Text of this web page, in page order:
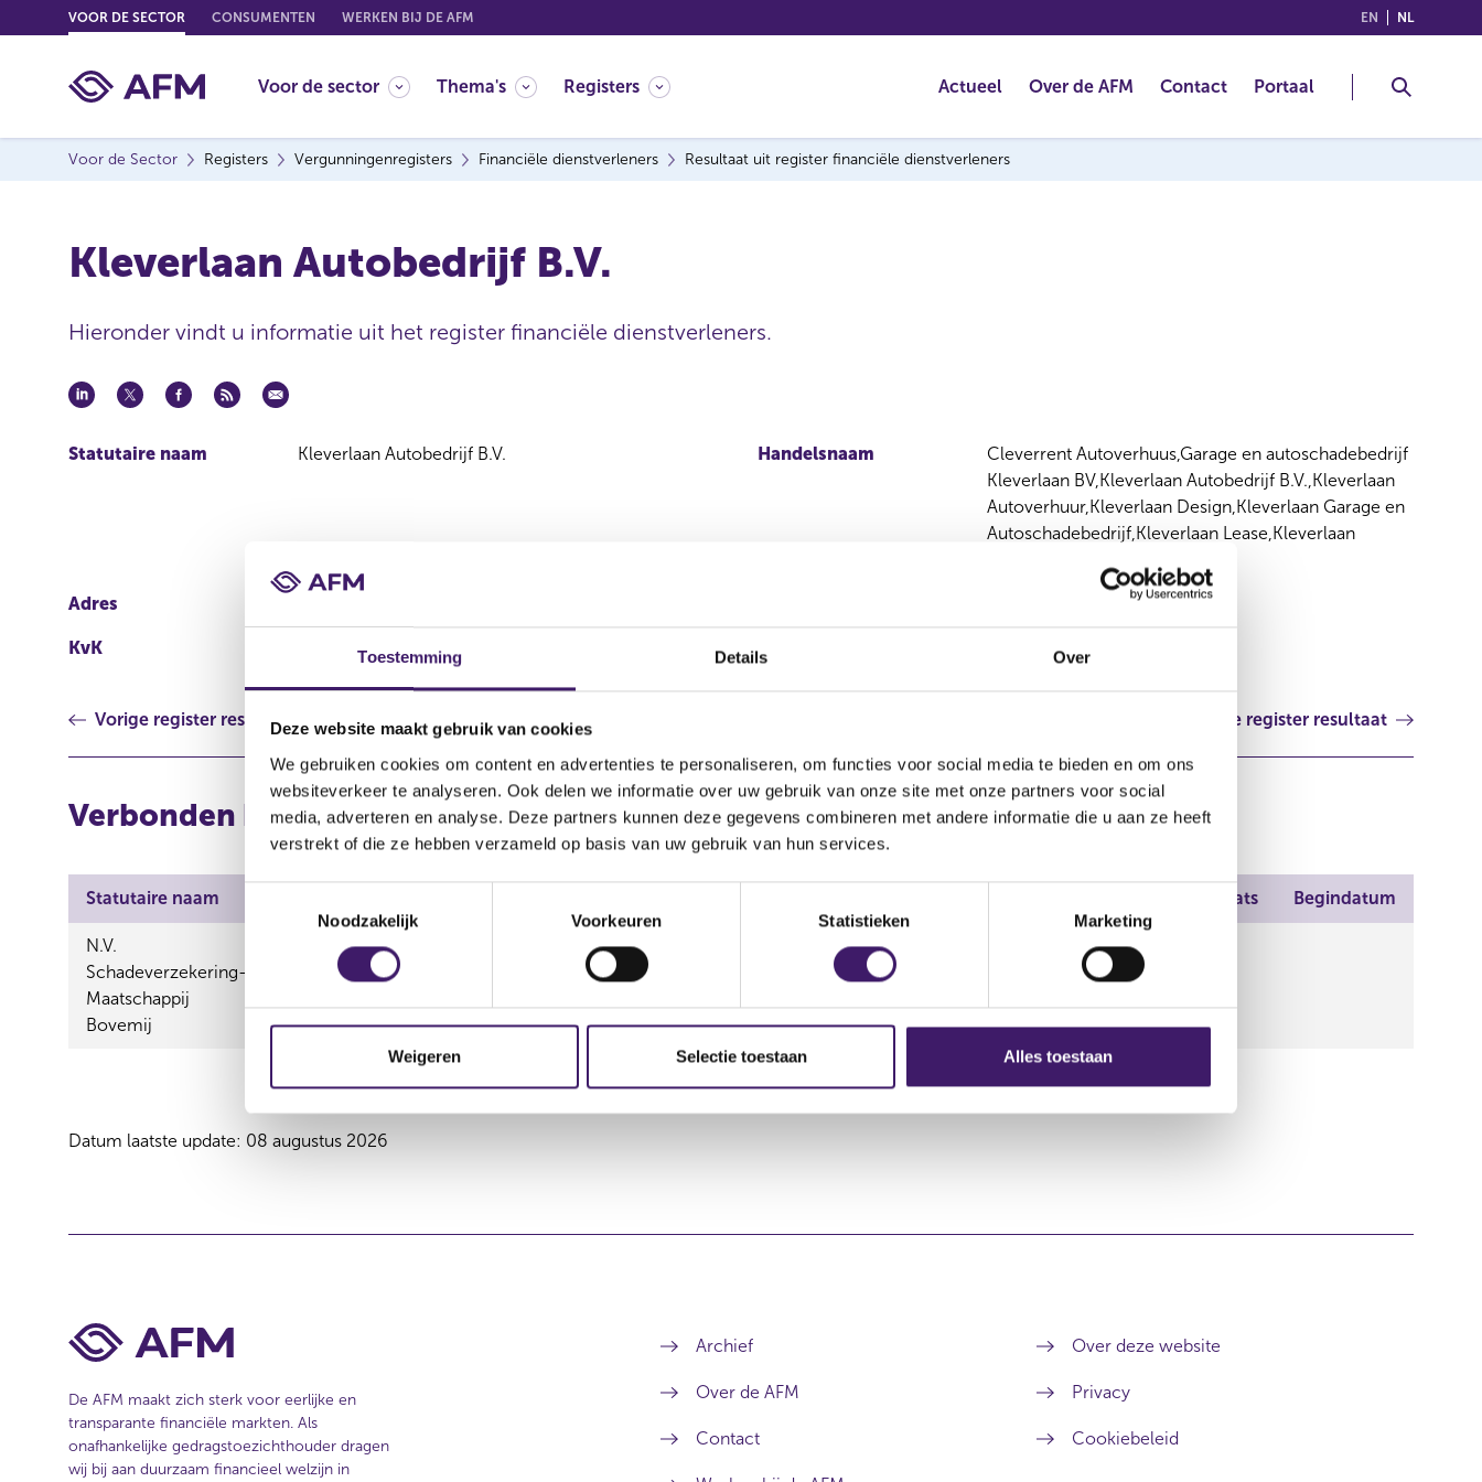
Toestemming Details Over
Deze website maakt gebruik van cookies
We gebruiken cookies om content en advertenties te personaliseren, om functies voor social media te bieden en om ons
websiteverkeer te analyseren. Ook delen we informatie over uw gebruik van onze site met onze partners voor social
media, adverteren en analyse. Deze partners kunnen deze gegevens combineren met andere informatie die u aan ze heeft
verstrekt of die ze hebben verzameld op basis van uw gebruik van hun services.
o
s
i
n
e
e
Noodzakelijk Voorkeuren Statistieken Marketing
Weigeren Selectie toestaan Alles toestaan
o
o
EN (ENGLISH)
NL
VOOR DE SECTOR CONSUMENTEN WERKEN BIJ DE AFM
Voor de sector Thema's Registers Actueel Over de AFM Contact Portaal
Voor de Sector Registers Vergunningenregisters Financiële dienstverleners Resultaat uit register financiële dienstverleners
Kleverlaan Autobedrijf B.V.
Hieronder vindt u informatie uit het register financiële dienstverleners.
Statutaire naam Kleverlaan Autobedrijf B.V. Handelsnaam
Cleverrent Autoverhuus,Garage en autoschadebedrijf
Kleverlaan BV,Kleverlaan Autobedrijf B.V.,Kleverlaan
Autoverhuur,Kleverlaan Design,Kleverlaan Garage en
Autoschadebedrijf,Kleverlaan Lease,Kleverlaan
Adres
KvK 37055265
Vorige register resultaat Volgende register resultaat
Verbonden bemiddelaars via
Statutaire naam Plaats Begindatum
N.V.
Schadeverzekering-
Maatschappij
Bovemij
Bovemij,Bovemij Financiële Diensten,Bovemij Inkomensverzekeringen,Bovemij Verzekeringen,Dé
Brancheverzekeraar,Dealergarant Verzekeringen,Dekavas,N.V. Schadeverzekering-Maatschappij Bovemij,Polis
Direct,RijGarant Autoverzekeringen en -financieringen
Datum laatste update: 08 augustus 2026
Archief
Over de AFM
Contact
Over deze website
Privacy
Cookiebeleid
De AFM maakt zich sterk voor eerlijke en
transparante financiële markten. Als
onafhankelijke gedragstoezichthouder dragen
wij bij aan duurzaam financieel welzijn in